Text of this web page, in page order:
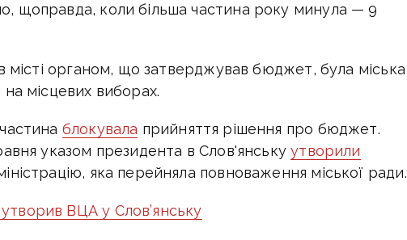
щоправда, коли більша частина року минула — 9
місті органом, що затверджував бюджет, була міська
місцевих виборах.
блокувала прийняття рішення про бюджет.
указом президента в Слов'янськуутворили
яка перейняла повноваження міської ради.
ВЦА у Слов’янську